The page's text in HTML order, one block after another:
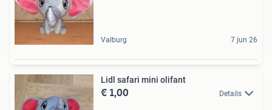
Valburg 7 jun 26
Lidl safari mini olifant
€ 1,00 Details